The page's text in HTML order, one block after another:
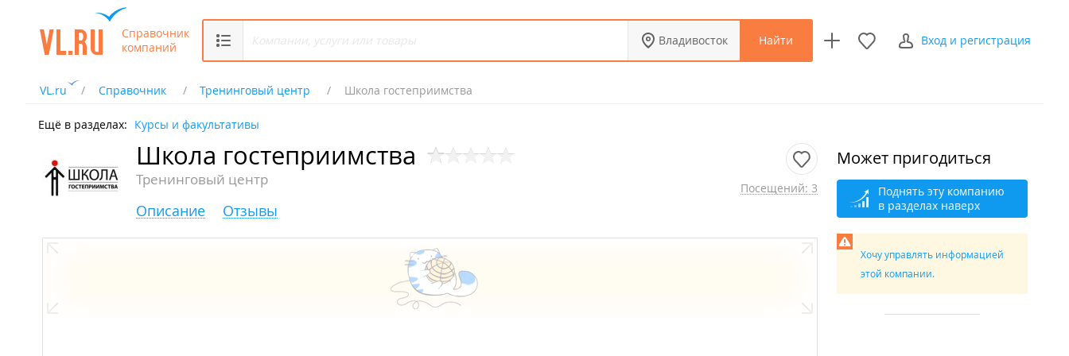
Справочник
компаний
Владивосток Найти Вход и регистрация
VL.ru Справочник Тренинговый центр Школа гостеприимства
Ещё в разделах: Курсы и факультативы
Школа гостеприимства
Тренинговый центр Посещений: 3
Описание Отзывы
Может пригодиться
Поднять эту компанию
в разделах наверх
Хочу управлять информацией
этой компании.